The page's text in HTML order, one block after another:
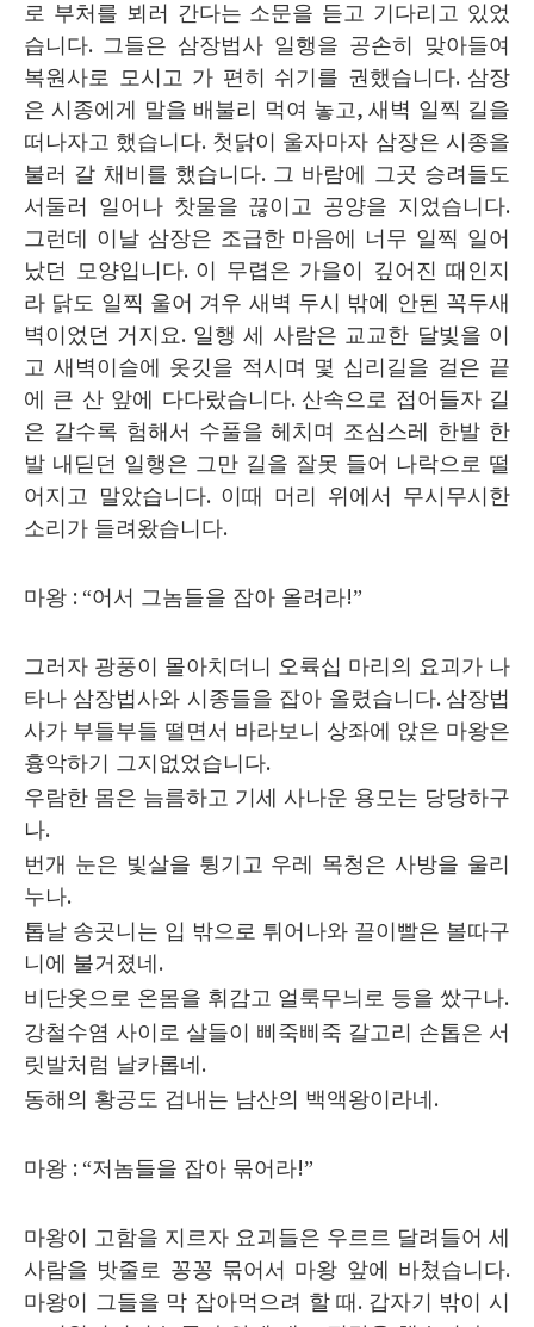
로 부처를 뵈러 간다는 소문을 듣고 기다리고 있었
습니다. 그들은 삼장법사 일행을 공손히 맞아들여
복원사로 모시고 가 편히 쉬기를 권했습니다. 삼장
은 시종에게 말을 배불리 먹여 놓고,새벽 일찍 길을
떠나자고 했습니다. 첫닭이 울자마자 삼장은 시종을
불러 갈 채비를 했습니다. 그 바람에 그곳 승려들도
서둘러 일어나 찻물을 끊이고 공양을 지었습니다.
그런데 이날 삼장은 조급한 마음에 너무 일찍 일어
났던 모양입니다. 이 무렵은 가을이 깊어진 때인지
라 닭도 일찍 울어 겨우 새벽 두시 밖에 안된 꼭두새
벽이었던 거지요. 일행 세 사람은 교교한 달빛을 이
고 새벽이슬에 옷깃을 적시며 몇 십리길을 걸은 끝
에 큰 산 앞에 다다랐습니다. 산속으로 접어들자 길
은 갈수록 험해서 수풀을 헤치며 조심스레 한발 한
발 내딛던 일행은 그만 길을 잘못 들어 나락으로 떨
어지고 말았습니다. 이때 머리 위에서 무시무시한
소리가 들려왔습니다.
마왕 : “어서 그놈들을 잡아 올려라!”
그러자 광풍이 몰아치더니 오륙십 마리의 요괴가 나
타나 삼장법사와 시종들을 잡아 올렸습니다. 삼장법
사가 부들부들 떨면서 바라보니 상좌에 앉은 마왕은
흉악하기 그지없었습니다.
우람한 몸은 늠름하고 기세 사나운 용모는 당당하구
나.
번개 눈은 빛살을 튕기고 우레 목청은 사방을 울리
누나.
톱날 송곳니는 입 밖으로 튀어나와 끌이빨은 볼따구
니에 불거졌네 .
비단옷으로 온몸을 휘감고 얼룩무늬로 등을 쌌구나.
강철수염 사이로 살들이 삐죽삐죽 갈고리 손톱은 서
릿발처럼 날카롭네 .
동해의 황공도 겁내는 남산의 백액왕이라네 .
마왕 : “저놈들을 잡아 묶어라!”
마왕이 고함을 지르자 요괴들은 우르르 달려들어 세
사람을 밧줄로 꽁꽁 묶어서 마왕 앞에 바쳤습니다.
마왕이 그들을 막 잡아먹으려 할 때 . 갑자기 밖이 시